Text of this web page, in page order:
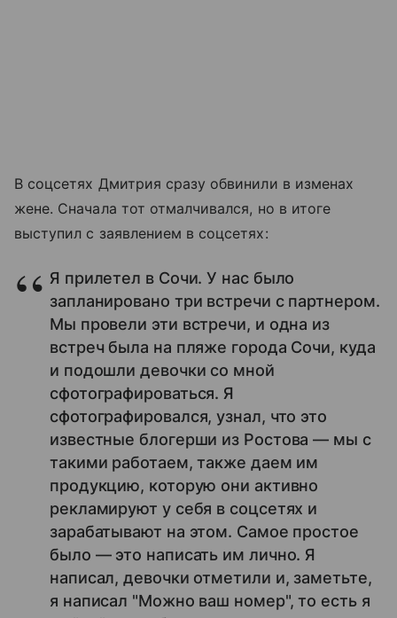
В соцсетях Дмитрия сразу обвинили в изменах
жене. Сначала тот отмалчивался, но в итоге
выступил с заявлением в соцсетях:
Я прилетел в Сочи. У нас было
запланировано три встречи с партнером.
Мы провели эти встречи, и одна из
встреч была на пляже города Сочи, куда
и подошли девочки со мной
сфотографироваться. Я
сфотографировался, узнал, что это
известные блогерши из Ростова — мы с
такими работаем, также даем им
продукцию, которую они активно
рекламируют у себя в соцсетях и
зарабатывают на этом. Самое простое
было — это написать им лично. Я
написал, девочки отметили и, заметьте,
я написал "Можно ваш номер", то есть я